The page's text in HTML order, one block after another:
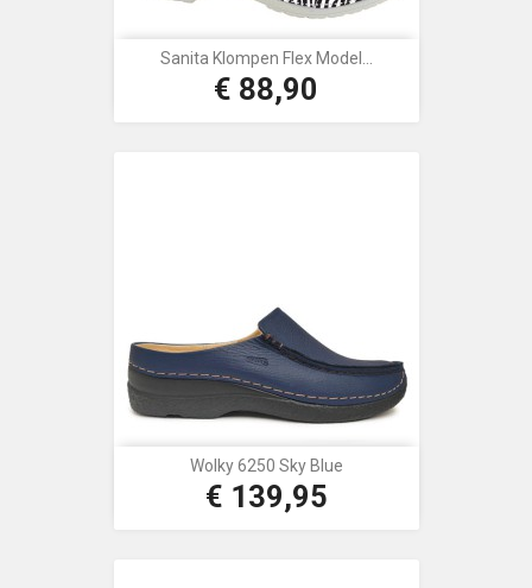
Sanita Klompen Flex Model...
Prijs
€ 88,90
Wolky 6250 Sky Blue
Prijs
€ 139,95